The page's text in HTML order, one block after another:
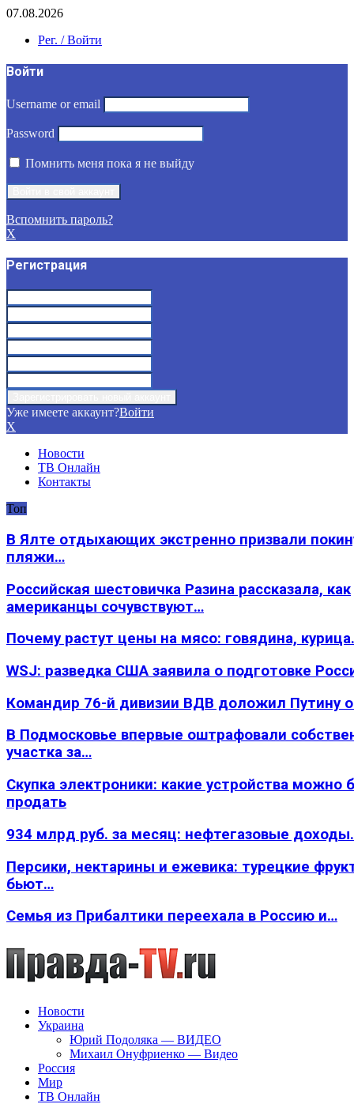
07.08.2026
Рег. / Войти
Войти
Username or email
Password
Помнить меня пока я не выйду
Вспомнить пароль?
X
Регистрация
Уже имеете аккаунт?Войти
X
Новости
ТВ Онлайн
Контакты
Топ
В Ялте отдыхающих экстренно призвали
пляжи…
Российская шестовичка Разина рассказала, как
американцы сочувствуют…
Почему растут цены на мясо: говядина,
WSJ: разведка США заявила о подготовке
Командир 76-й дивизии ВДВ доложил Путину
В Подмосковье впервые оштрафовали
участка за…
Скупка электроники: какие устройства можно
продать
934 млрд руб. за месяц: нефтегазовые
Персики, нектарины и ежевика: турецкие
бьют…
Семья из Прибалтики переехала в Россию и…
Новости
Украина
Юрий Подоляка — ВИДЕО
Михаил Онуфриенко — Видео
Россия
Мир
ТВ Онлайн